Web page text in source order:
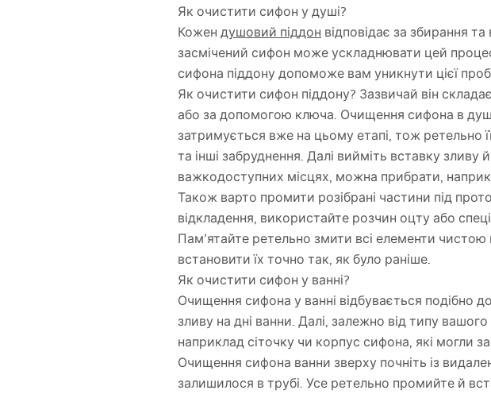
Як очистити сифон у душі?
Кожен душовий піддон відповідає за збирання
засмічений сифон може ускладнювати цей
сифона піддону допоможе вам уникнути цієї
Як очистити сифон піддону? Зазвичай він
або за допомогою ключа. Очищення сифона в
затримується вже на цьому етапі, тож ретельно
та інші забруднення. Далі вийміть вставку
важкодоступних місцях, можна прибрати,
Також варто промити розібрані частини під
відкладення, використайте розчин оцту або
Пам’ятайте ретельно змити всі елементи
встановити їх точно так, як було раніше.
Як очистити сифон у ванні?
Очищення сифона у ванні відбувається подібно
зливу на дні ванни. Далі, залежно від типу
наприклад сіточку чи корпус сифона, які могли
Очищення сифона ванни зверху почніть із
залишилося в трубі. Усе ретельно промийте й